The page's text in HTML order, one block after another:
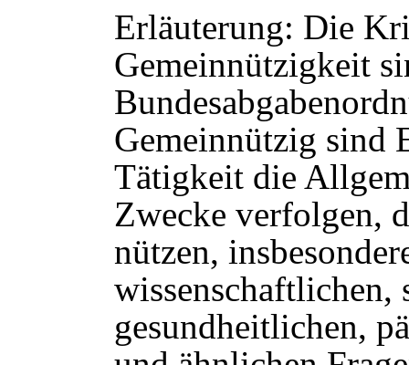
Erläuterung: Die
Gemeinnützigkeit
Gemeinnützig sind
Tätigkeit die
Zwecke verfolgen,
nützen,
wissenschaftlichen,
gesundheitlichen,